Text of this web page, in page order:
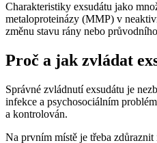
Charakteristiky exsudátu jako
metaloproteinázy (MMP) v
změnu stavu rány nebo
Proč a jak zvládat
Správné zvládnutí exsudátu je
infekce a psychosociálním
a kontrolován.
Na prvním místě je třeba